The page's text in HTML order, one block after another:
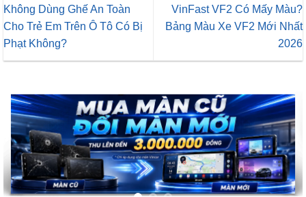
Không Dùng Ghế An Toàn
Cho Trẻ Em Trên Ô Tô Có Bị
Phạt Không?
VinFast VF2 Có Mấy Màu?
Bảng Màu Xe VF2 Mới Nhất
2026